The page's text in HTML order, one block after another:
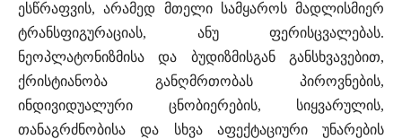
ესწრაფვის, არამედ მთელი სამყაროს მადლისმიერ
ტრანსფიგურაციას, ანუ ფერისცვალებას.
ნეოპლატონიზმისა და ბუდიზმისგან განსხვავებით,
ქრისტიანობა განღმრთობას პიროვნების,
ინდივიდუალური ცნობიერების, სიყვარულის,
თანაგრძნობისა და სხვა აფექტაციური უნარების